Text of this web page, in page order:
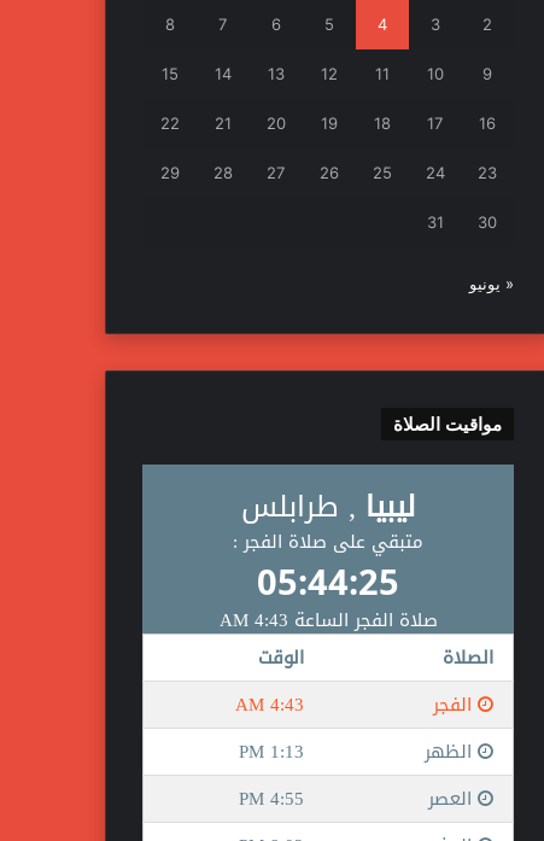
2
3
4
5
6
7
8
9
10
11
12
13
14
15
16
17
18
19
20
21
22
23
24
25
26
27
28
29
30
31
« يونيو
مواقيت الصلاة